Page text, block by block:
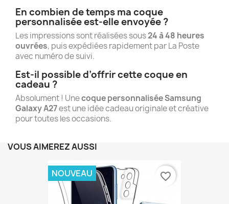
En combien de temps ma coque
personnalisée est-elle envoyée ?
Les impressions sont réalisées sous24 à 48 heures
ouvrées, puis expédiées rapidement par La Poste
avec numéro de suivi.
Est-il possible d’offrir cette coque en
cadeau ?
Absolument ! Unecoque personnalisée Samsung
Galaxy A27est une idée cadeau originale et créative
pour toutes les occasions.
VOUS AIMEREZ AUSSI
NOUVEAU favorite_border